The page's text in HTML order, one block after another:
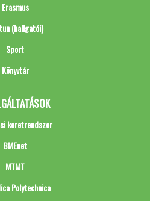
Erasmus
(hallgatói)
Sport
Könyvtár
keretrendszer
BMEnet
MTMT
Polytechnica